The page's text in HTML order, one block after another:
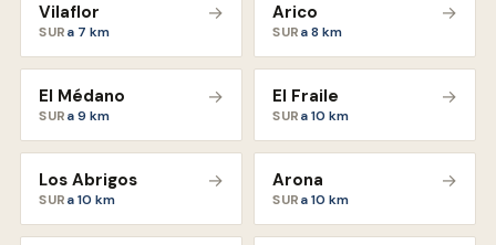
Vilaflor
SURa 7 km
→ Arico
SURa8 km
→
El Médano
SURa9 km
→ El Fraile
SURa10 km
→
Los Abrigos
SURa10 km
→ Arona
SURa10 km
→